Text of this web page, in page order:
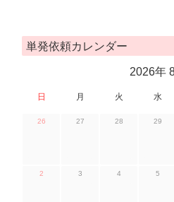
単発依頼カレンダー
2026年
日 月 火 水
26 27 28 29
2 3 4 5